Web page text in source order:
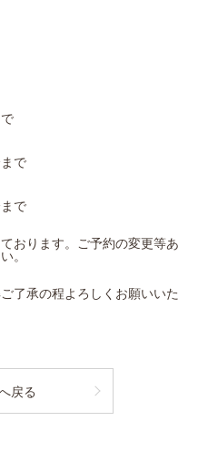
で
で
おります。ご予約の変更等あ
。
了承の程よろしくお願いいた
戻る